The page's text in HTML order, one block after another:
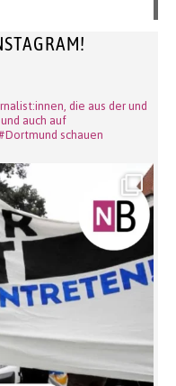
die aus der und
auch auf
schauen